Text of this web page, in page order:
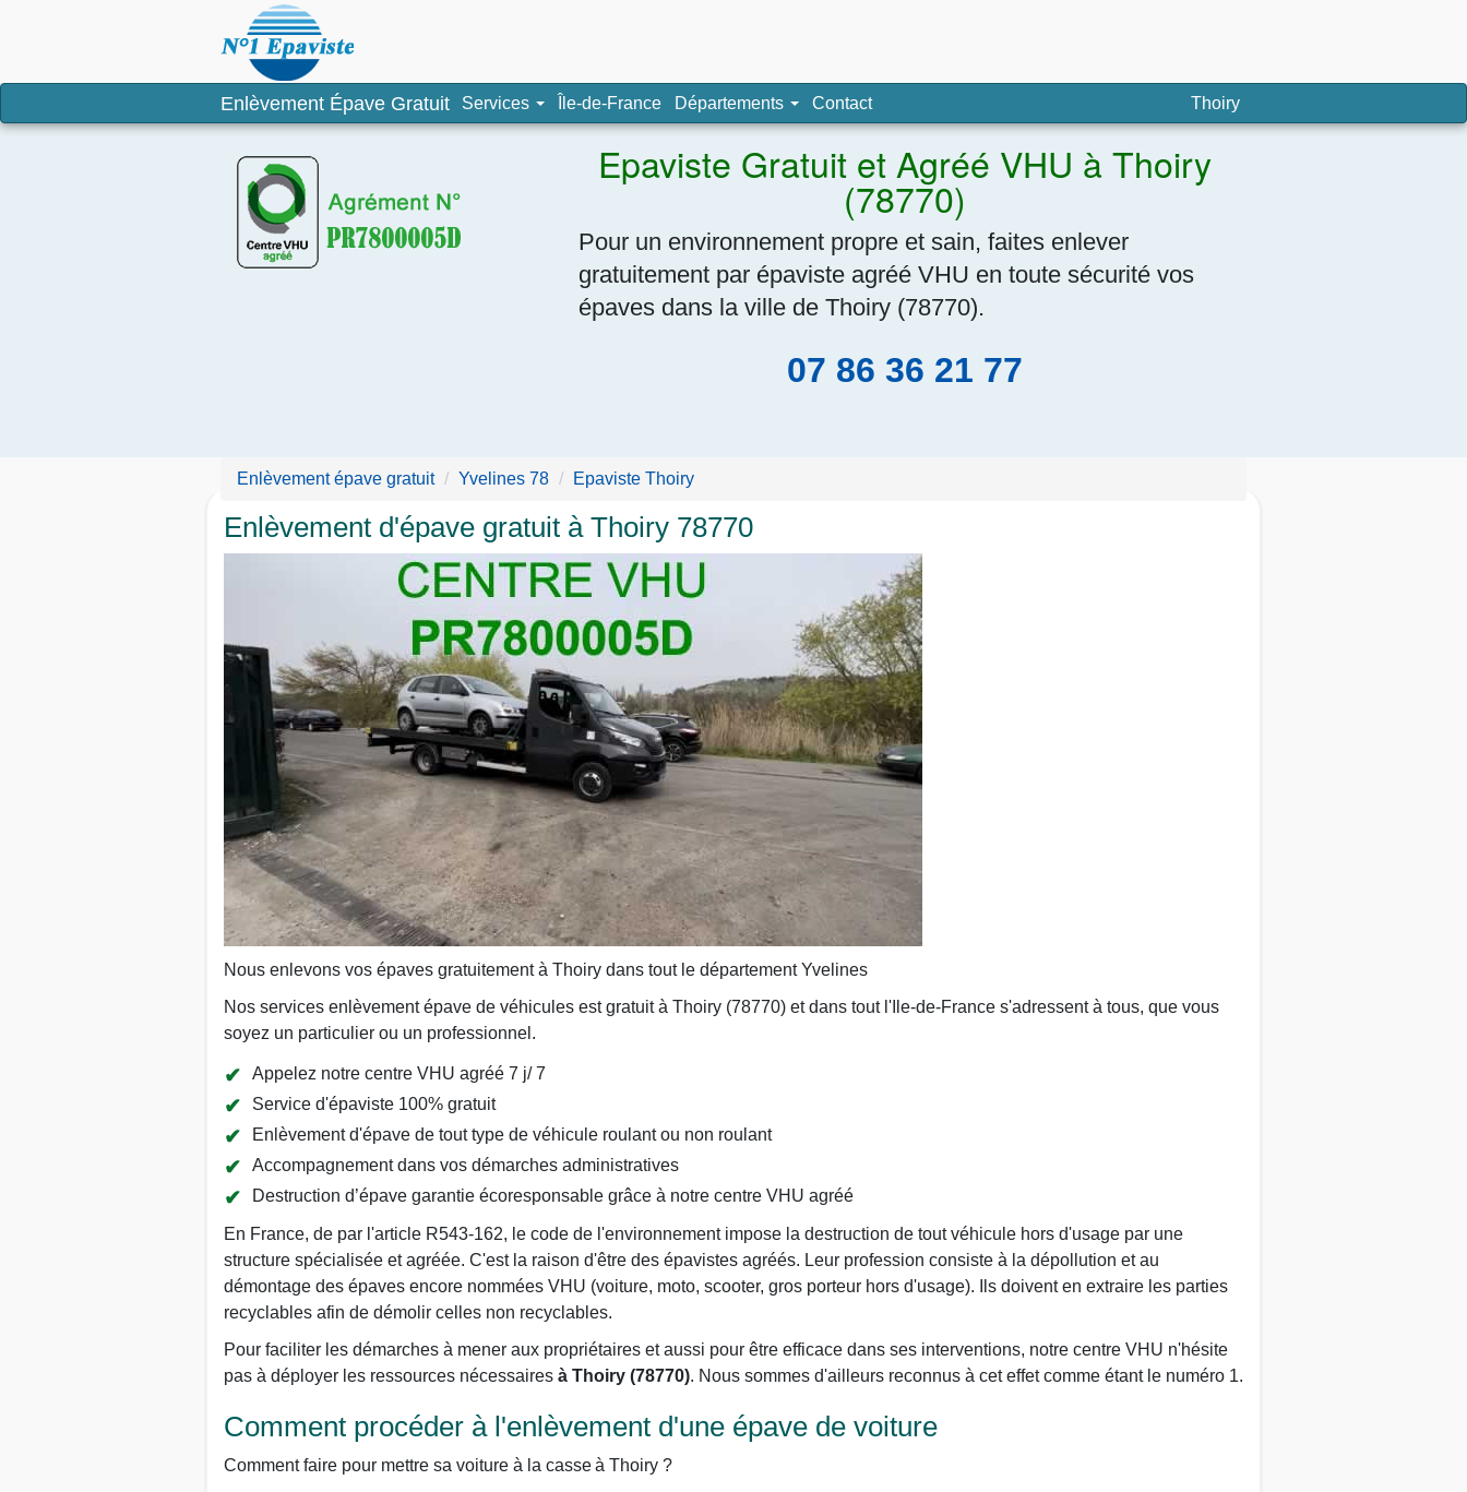
Enlèvement Épave Gratuit Services Île-de-France Départements
Navigation
Contact Thoiry
Epaviste Gratuit et Agréé VHU à Thoiry
(78770)
Pour un environnement propre et sain, faites enlever
gratuitement par épaviste agréé VHU en toute sécurité vos
épaves dans la ville de Thoiry (78770).
07 86 36 21 77
Enlèvement épave gratuit Yvelines 78 Epaviste Thoiry
Enlèvement d'épave gratuit à Thoiry 78770
Nous enlevons vos épaves gratuitement à Thoiry dans tout le département Yvelines
Nos services enlèvement épave de véhicules est gratuit à Thoiry (78770) et dans tout l'Ile-de-France s'adressent à tous, que vous
soyez un particulier ou un professionnel.
Appelez notre centre VHU agréé 7 j/ 7
Service d'épaviste 100% gratuit
Enlèvement d'épave de tout type de véhicule roulant ou non roulant
Accompagnement dans vos démarches administratives
Destruction d’épave garantie écoresponsable grâce à notre centre VHU agréé
En France, de par l'article R543-162, le code de l'environnement impose la destruction de tout véhicule hors d'usage par une
structure spécialisée et agréée. C'est la raison d'être des épavistes agréés. Leur profession consiste à la dépollution et au
démontage des épaves encore nommées VHU (voiture, moto, scooter, gros porteur hors d'usage). Ils doivent en extraire les parties
recyclables afin de démolir celles non recyclables.
Pour faciliter les démarches à mener aux propriétaires et aussi pour être efficace dans ses interventions, notre centre VHU n'hésite
pas à déployer les ressources nécessaires à Thoiry (78770). Nous sommes d'ailleurs reconnus à cet effet comme étant le numéro 1.
Comment procéder à l'enlèvement d'une épave de voiture
Comment faire pour mettre sa voiture à la casse à Thoiry ?